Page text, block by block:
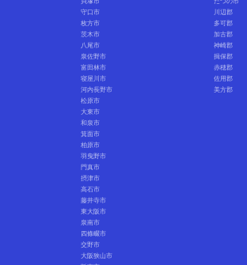
守口市
枚方市
茨木市
八尾市
泉佐野市
富田林市
寝屋川市
河内長野市
松原市
大東市
和泉市
箕面市
柏原市
羽曳野市
門真市
摂津市
高石市
藤井寺市
東大阪市
泉南市
四條畷市
交野市
大阪狭山市
川辺郡
多可郡
加古郡
神崎郡
揖保郡
赤穂郡
佐用郡
美方郡